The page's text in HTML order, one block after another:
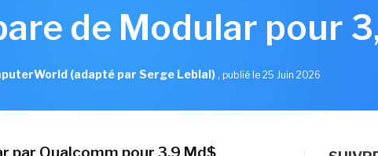
de Modular pour
(adapté par Serge Leblal), publié le 25 Juin 2026